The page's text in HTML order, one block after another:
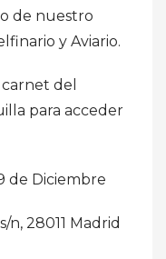
de nuestro
y Aviario.
del
para acceder
de Diciembre
n, 28011 Madrid